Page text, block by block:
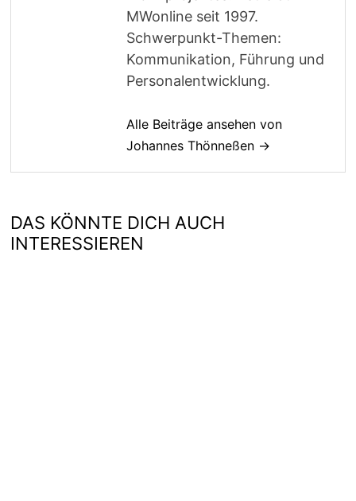
MWonline seit 1997.
Schwerpunkt-Themen:
Kommunikation, Führung und
Personalentwicklung.
Alle Beiträge ansehen von
Johannes Thönneßen →
DAS KÖNNTE DICH AUCH
INTERESSIEREN